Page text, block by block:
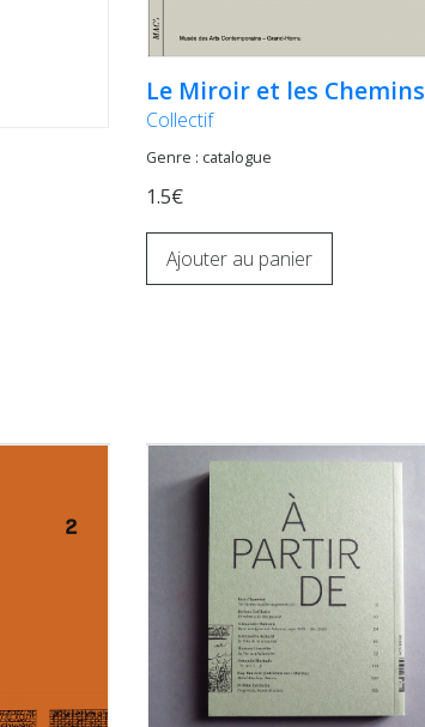
Le Miroir et les Chemins
Collectif
Genre : catalogue
1.5€
Ajouter au panier